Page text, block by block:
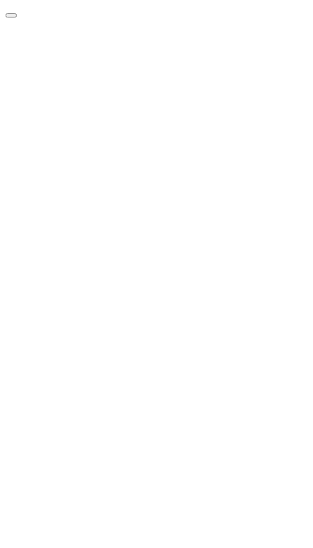
Skip